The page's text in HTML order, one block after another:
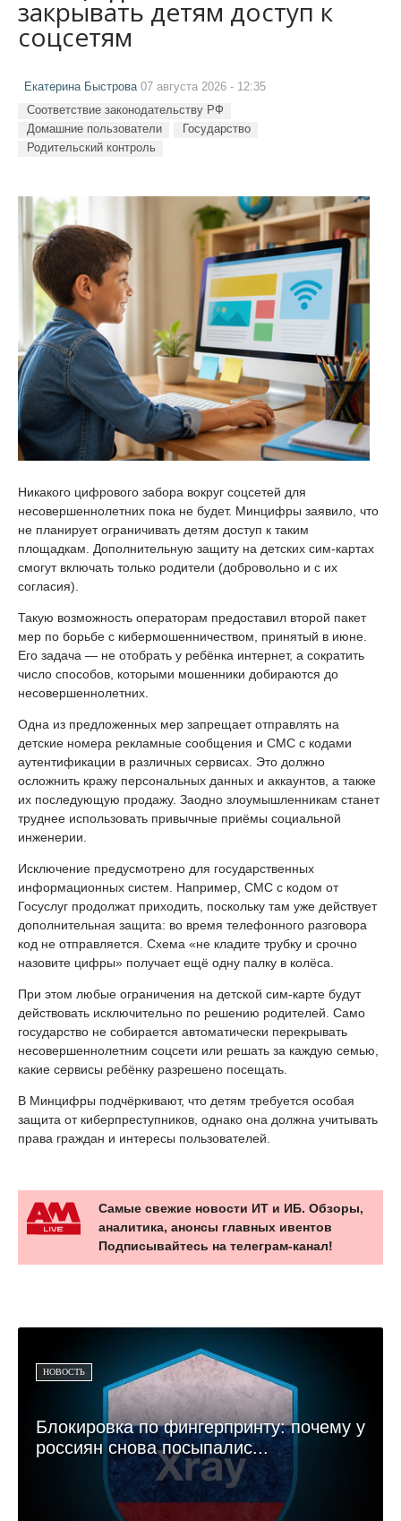
закрывать детям доступ к
соцсетям
Екатерина Быстрова07 августа 2026 - 12:35
Соответствие законодательству РФ
Домашние пользователи
Государство
Родительский контроль
Никакого цифрового забора вокруг соцсетей для
несовершеннолетних пока не будет. Минцифры заявило, что
не планирует ограничивать детям доступ к таким
площадкам. Дополнительную защиту на детских сим-картах
смогут включать только родители (добровольно и с их
согласия).
Такую возможность операторам предоставил второй пакет
мер по борьбе с кибермошенничеством, принятый в июне.
Его задача — не отобрать у ребёнка интернет, а сократить
число способов, которыми мошенники добираются до
несовершеннолетних.
Одна из предложенных мер запрещает отправлять на
детские номера рекламные сообщения и СМС с кодами
аутентификации в различных сервисах. Это должно
осложнить кражу персональных данных и аккаунтов, а также
их последующую продажу. Заодно злоумышленникам станет
труднее использовать привычные приёмы социальной
инженерии.
Исключение предусмотрено для государственных
информационных систем. Например, СМС с кодом от
Госуслуг продолжат приходить, поскольку там уже действует
дополнительная защита: во время телефонного разговора
код не отправляется. Схема «не кладите трубку и срочно
назовите цифры» получает ещё одну палку в колёса.
При этом любые ограничения на детской сим-карте будут
действовать исключительно по решению родителей. Само
государство не собирается автоматически перекрывать
несовершеннолетним соцсети или решать за каждую семью,
какие сервисы ребёнку разрешено посещать.
В Минцифры подчёркивают, что детям требуется особая
защита от киберпреступников, однако она должна учитывать
права граждан и интересы пользователей.
Самые свежие новости ИТ и ИБ. Обзоры,
аналитика, анонсы главных ивентов
Подписывайтесь на телеграм-канал!
НОВОСТЬ
Блокировка по фингерпринту: почему у
россиян снова посыпалис...